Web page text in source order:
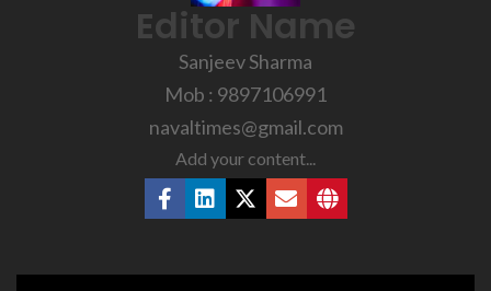
Editor Name
Sanjeev Sharma
Mob : 9897106991
navaltimes@gmail.com
Add your content...